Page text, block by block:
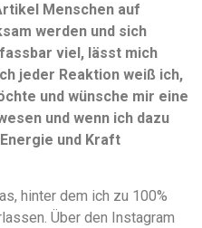
Menschen auf
werden und sich
viel, lässt mich
jeder Reaktion weiß ich,
und wünsche mir eine
und wenn ich dazu
und Kraft
hinter dem ich zu 100%
Über den Instagram